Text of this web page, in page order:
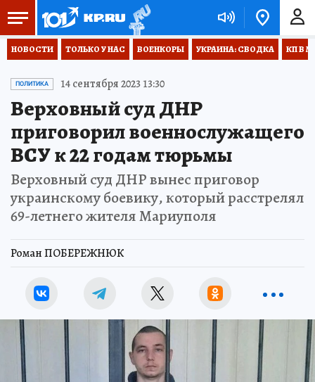
НОВОСТИ ТОЛЬКО У НАС ВОЕНКОРЫ УКРАИНА: СВОДКА КП В
ПОЛИТИКА 14 сентября 2023 13:30
Верховный суд ДНР
приговорил военнослужащего
ВСУ к 22 годам тюрьмы
Верховный суд ДНР вынес приговор
украинскому боевику, который расстрелял
69-летнего жителя Мариуполя
Роман ПОБЕРЕЖНЮК